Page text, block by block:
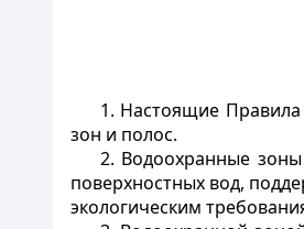
1. Настоящие
зон и полос.
2. Водоохранные
поверхностных вод,
экологическим